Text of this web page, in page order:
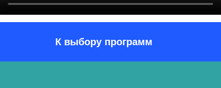
К выбору программ